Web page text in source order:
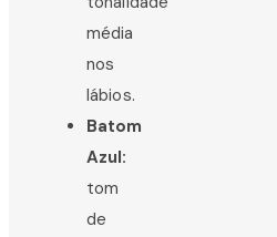
média
nos
lábios.
Batom
Azul:
tom
de